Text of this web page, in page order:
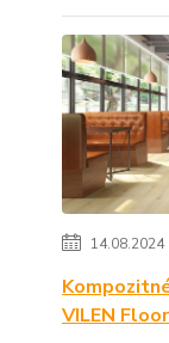
14.08.2024
VILEN Floor